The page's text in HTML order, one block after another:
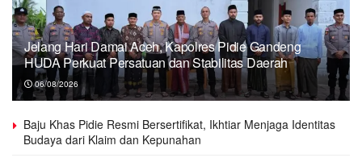
Jelang Hari Damai Aceh, Kapolres Pidie Gandeng
HUDA Perkuat Persatuan dan Stabilitas Daerah
06/08/2026
Baju Khas Pidie Resmi Bersertifikat, Ikhtiar Menjaga Identitas
Budaya dari Klaim dan Kepunahan